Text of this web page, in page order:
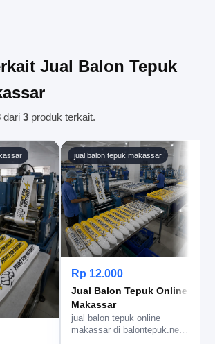
Jual Balon Tepuk
dari3 produk terkait.
jual balon tepuk makassar
Rp 12.000
Jual Balon Tepuk Online
Makassar
jual balon tepuk online
makassar di balontepuk.net,